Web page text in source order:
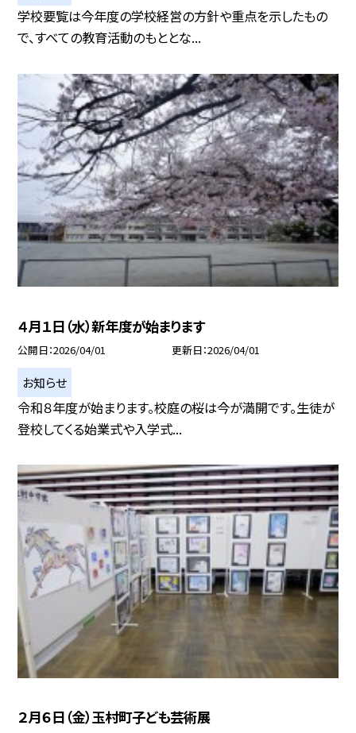
学校要覧は今年度の学校経営の方針や重点を示したもの
で、すべての教育活動のもととな...
４月１日（水）新年度が始まります
公開日 2026/04/01 更新日 2026/04/01
お知らせ
令和８年度が始まります。校庭の桜は今が満開です。生徒が
登校してくる始業式や入学式...
２月６日（金）玉村町子ども芸術展